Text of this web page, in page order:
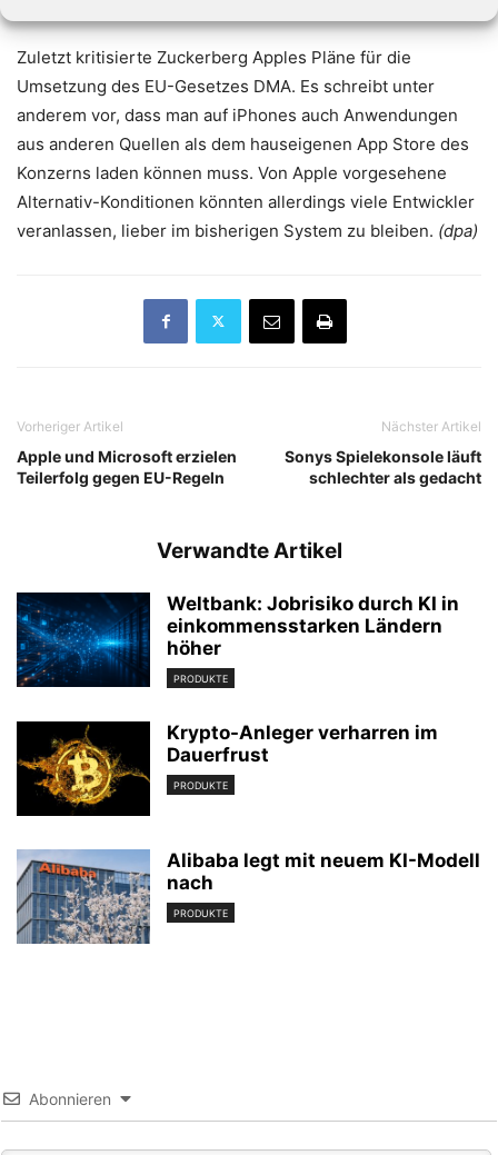
Zuletzt kritisierte Zuckerberg Apples Pläne für die
Umsetzung des EU-Gesetzes DMA. Es schreibt unter
anderem vor, dass man auf iPhones auch Anwendungen
aus anderen Quellen als dem hauseigenen App Store des
Konzerns laden können muss. Von Apple vorgesehene
Alternativ-Konditionen könnten allerdings viele Entwickler
veranlassen, lieber im bisherigen System zu bleiben. (dpa)
Vorheriger Artikel
Apple und Microsoft erzielen
Teilerfolg gegen EU-Regeln
Nächster Artikel
Sonys Spielekonsole läuft
schlechter als gedacht
Verwandte Artikel
Weltbank: Jobrisiko durch KI in
einkommensstarken Ländern
höher
PRODUKTE
Krypto-Anleger verharren im
Dauerfrust
PRODUKTE
Alibaba legt mit neuem KI-Modell
nach
PRODUKTE
Abonnieren